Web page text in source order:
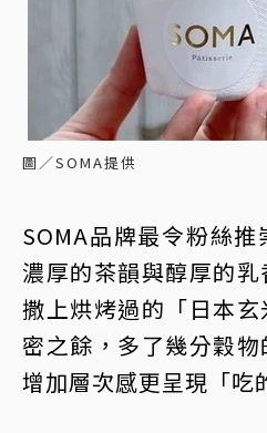
圖／SOMA提供
SOMA品牌最令粉絲
濃厚的茶韻與醇厚的
撒上烘烤過的「日本
密之餘，多了幾分穀物
增加層次感更呈現「吃